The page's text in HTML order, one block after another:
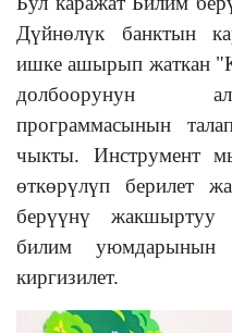
Дүйнөлүк банктын
ишке ашырып жаткан
долбоорунун
программасынын
чыкты. Инструмент
өткөрүлүп берилет
берүүнү жакшыртуу
билим уюмдарынын
киргизилет.